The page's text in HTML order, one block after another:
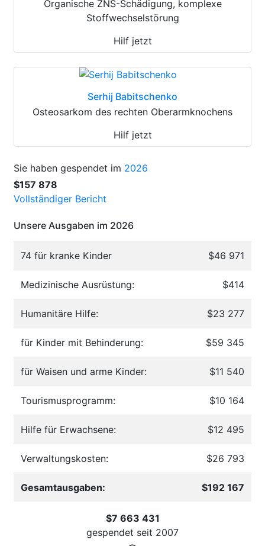
Organische ZNS-Schädigung, komplexe
Stoffwechselstörung
Hilf jetzt
Serhij Babitschenko
Osteosarkom des rechten Oberarmknochens
Hilf jetzt
Sie haben gespendet im 2026
$157 878
Vollständiger Bericht
Unsere Ausgaben im 2026
74 für kranke Kinder $46 971
Medizinische Ausrüstung: $414
Humanitäre Hilfe: $23 277
für Kinder mit Behinderung: $59 345
für Waisen und arme Kinder: $11 540
Tourismusprogramm: $10 164
Hilfe für Erwachsene: $12 495
Verwaltungskosten: $26 793
Gesamtausgaben: $192 167
$7 663 431
gespendet seit 2007